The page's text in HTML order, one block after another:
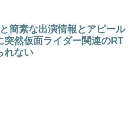
簡素な出演情報とアピール
突然仮面ライダー関連のRT
れない